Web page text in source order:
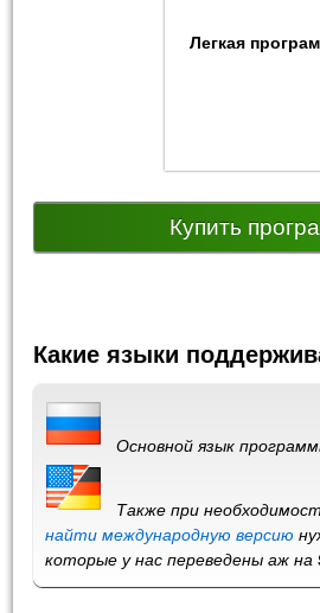
Легкая
Купить
Какие языки
Основной язык
Также при
найти международную версию
которые у нас переведены аж на